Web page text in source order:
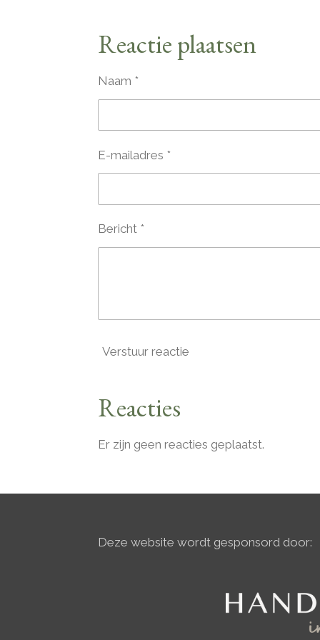
n
e
Reactie plaatsen
Naam *
E-mailadres *
Bericht *
Verstuur reactie
Reacties
Er zijn geen reacties geplaatst.
Deze website wordt gesponsord door: